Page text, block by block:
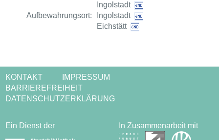
Ingolstadt
Aufbewahrungsort:
Ingolstadt
Eichstätt
KONTAKT
IMPRESSUM
BARRIEREFREIHEIT
DATENSCHUTZERKLÄRUNG
Ein Dienst der In Zusammenarbeit mit